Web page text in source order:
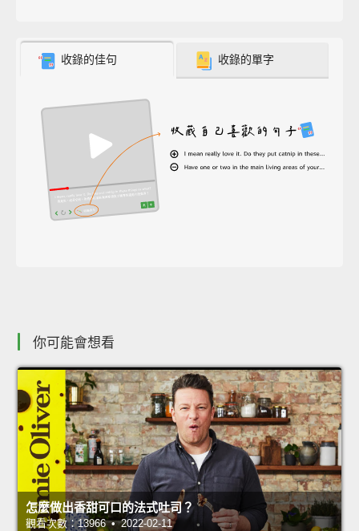
收錄的佳句 收錄的單字
你可能會想看
怎麼做出香甜可口的法式吐司？
觀看次數：13966 • 2022-02-11